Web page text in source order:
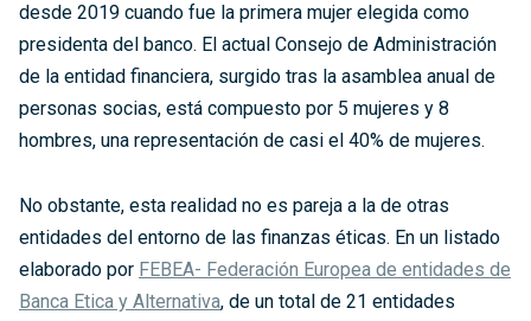
desde 2019 cuando fue la primera mujer elegida como
presidenta del banco. El actual Consejo de Administración
de la entidad financiera, surgido tras la asamblea anual de
personas socias, está compuesto por 5 mujeres y 8
hombres, una representación de casi el 40% de mujeres.
No obstante, esta realidad no es pareja a la de otras
entidades del entorno de las finanzas éticas. En un listado
elaborado por FEBEA- Federación Europea de entidades de
Banca Etica y Alternativa, de un total de 21 entidades